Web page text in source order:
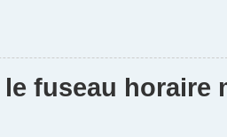
fuseau horaire